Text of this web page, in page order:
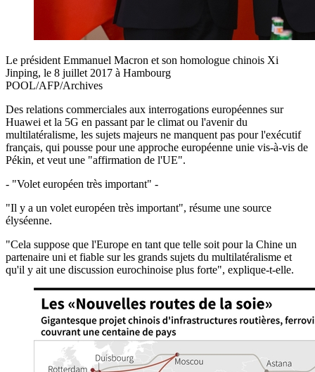
Le président Emmanuel Macron et son homologue chinois Xi
Jinping, le 8 juillet 2017 à Hambourg
POOL/AFP/Archives
Des relations commerciales aux interrogations européennes sur
Huawei et la 5G en passant par le climat ou l'avenir du
multilatéralisme, les sujets majeurs ne manquent pas pour l'exécutif
français, qui pousse pour une approche européenne unie vis-à-vis de
Pékin, et veut une "affirmation de l'UE".
- "Volet européen très important" -
"Il y a un volet européen très important", résume une source
élyséenne.
"Cela suppose que l'Europe en tant que telle soit pour la Chine un
partenaire uni et fiable sur les grands sujets du multilatéralisme et
qu'il y ait une discussion eurochinoise plus forte", explique-t-elle.